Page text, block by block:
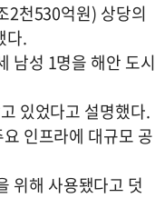
2천530억원) 상당의
다.
남성 1명을 해안 도시
있었다고 설명했다.
인프라에 대규모 공
위해 사용됐다고 덧